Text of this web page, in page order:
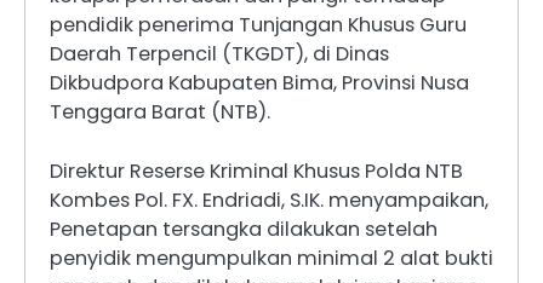
pendidik penerima Tunjangan Khusus Guru
Daerah Terpencil (TKGDT), di Dinas
Dikbudpora Kabupaten Bima, Provinsi Nusa
Tenggara Barat (NTB).
Direktur Reserse Kriminal Khusus Polda NTB
Kombes Pol. FX. Endriadi, S.IK. menyampaikan,
Penetapan tersangka dilakukan setelah
penyidik mengumpulkan minimal 2 alat bukti